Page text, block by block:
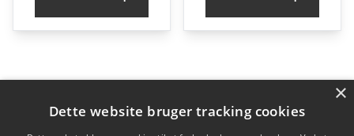
kr. 189,95.kr. 113,97.
Varekategorier
Produkter
×
Dette website bruger tracking cookies